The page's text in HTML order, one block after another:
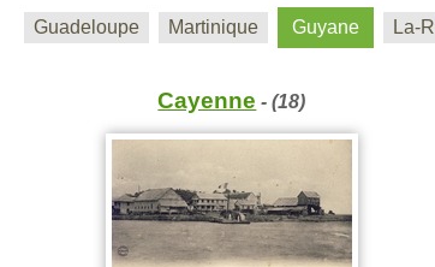
Guadeloupe Martinique Guyane La-
Cayenne - (18)